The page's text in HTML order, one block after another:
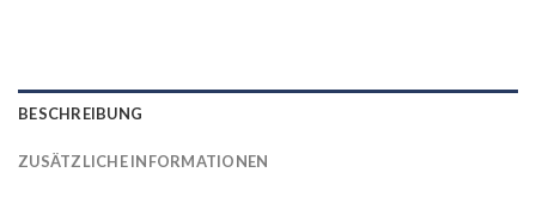
BESCHREIBUNG
ZUSÄTZLICHE INFORMATIONEN